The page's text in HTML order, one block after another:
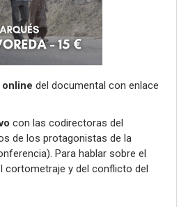
del documental con enlace
con las codirectoras del
de los protagonistas de la
Para hablar sobre el
cortometraje y del conflicto del